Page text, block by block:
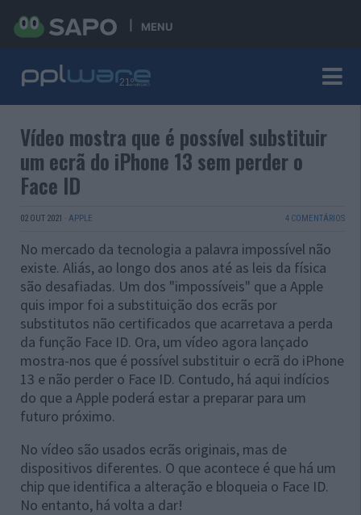
MENU
Vídeo mostra que é possível substituir
um ecrã do iPhone 13 sem perder o
Face ID
02 OUT 2021 · APPLE 4 COMENTÁRIOS
No mercado da tecnologia a palavra impossível não
existe. Aliás, ao longo dos anos até as leis da física
são desafiadas. Um dos "impossíveis" que a Apple
quis impor foi a substituição dos ecrãs por
substitutos não certificados que acarretava a perda
da função Face ID. Ora, um vídeo agora lançado
mostra-nos que é possível substituir o ecrã do iPhone
13 e não perder o Face ID. Contudo, há aqui indícios
do que a Apple poderá estar a preparar para um
futuro próximo.
No vídeo são usados ecrãs originais, mas de
dispositivos diferentes. O que acontece é que há um
chip que identifica a alteração e bloqueia o Face ID.
No entanto, há volta a dar!